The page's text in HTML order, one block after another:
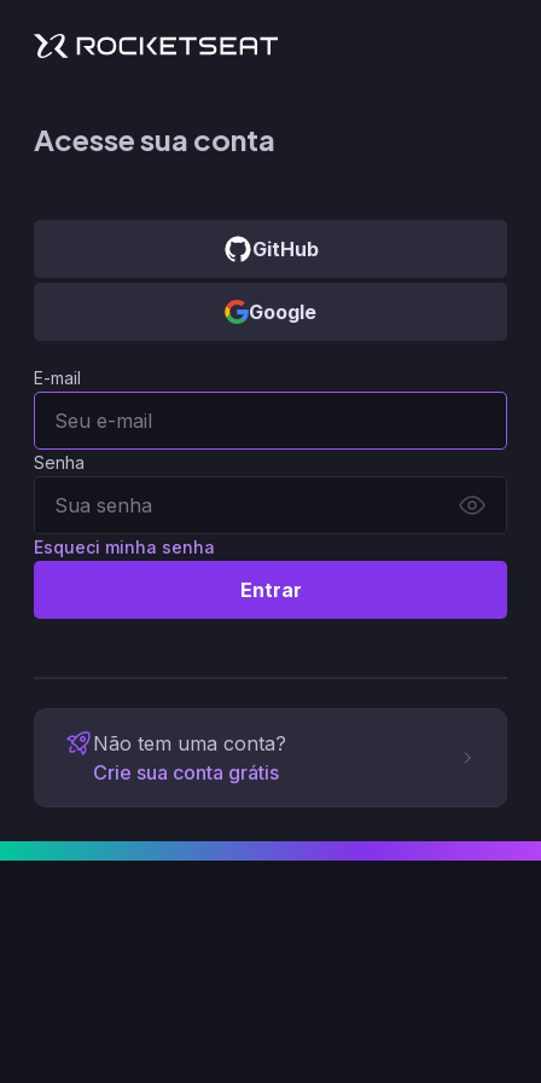
Acesse sua conta
GitHub
Google
E-mail
Senha
Esqueci minha senha
Entrar
Não tem uma conta?
Crie sua conta grátis